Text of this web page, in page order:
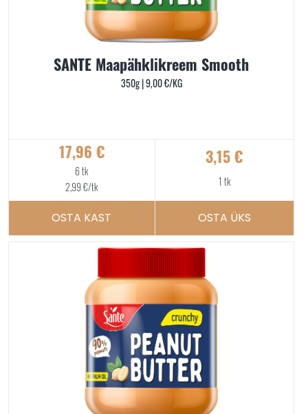
SANTE Maapähklikreem Smooth
350g |9,00€/KG
17,96 €
6 tk
2,99€/tk
OSTA KAST
3,15€
1 tk
OSTA ÜKS